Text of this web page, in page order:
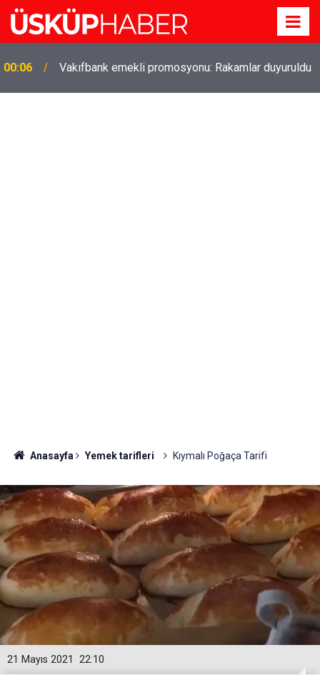
19:21
Gözde oldu! Hem köy hem mahalle hayatı iç içe!
İzmir'deki doğal semt
Anasayfa Yemek tarifleri Kıymalı Poğaça Tarifi
22:10
21 Mayıs 2021